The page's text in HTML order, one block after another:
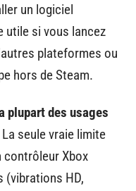
un logiciel
utile si vous lancez
plateformes ou
hors de Steam.
plupart des usages
La seule vraie limite
contrôleur Xbox
HD,